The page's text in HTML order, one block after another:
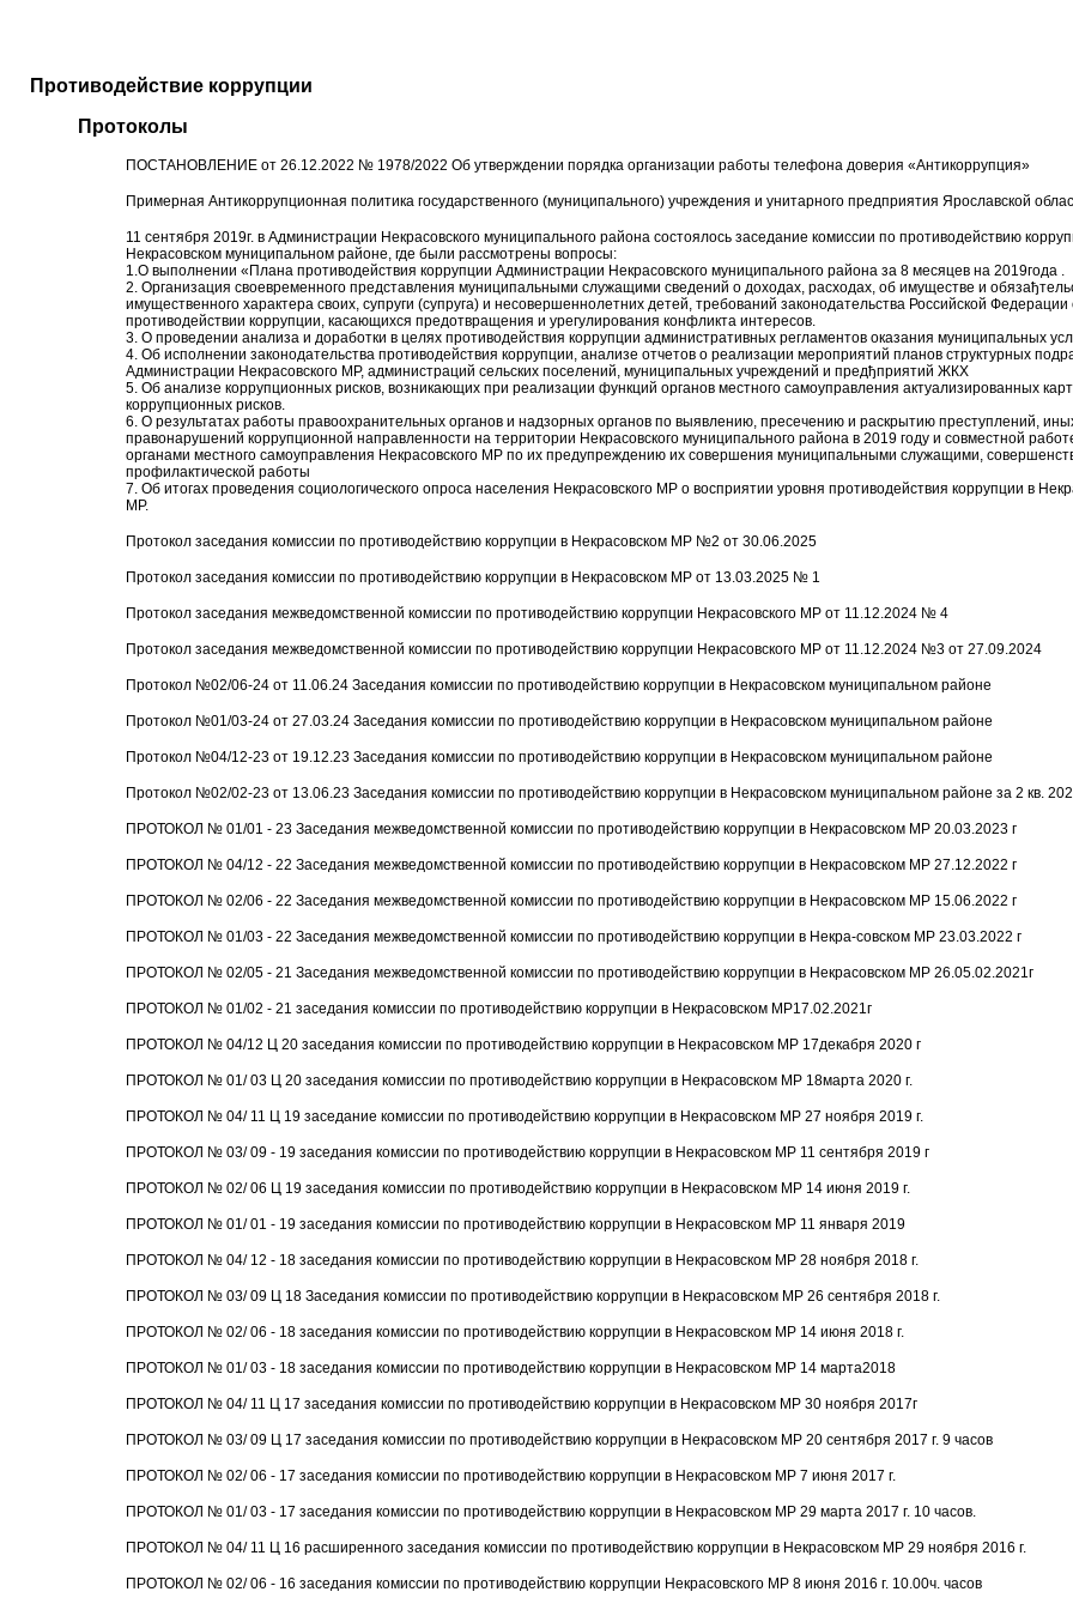
Противодействие коррупции
Протоколы
ПОСТАНОВЛЕНИЕ от 26.12.2022 № 1978/2022 Об утверждении порядка организации работы телефона доверия «Антикоррупция»
Примерная Антикоррупционная политика государственного (муниципального) учреждения и унитарного предприятия Ярославской
11 сентября 2019г. в Администрации Некрасовского муниципального района состоялось заседание комиссии по противодействию
Некрасовском муниципальном районе, где были рассмотрены вопросы:
1.О выполнении «Плана противодействия коррупции Администрации Некрасовского муниципального района за 8 месяцев на 2019года .
2. Организация своевременного представления муниципальными служащими сведений о доходах, расходах, об имуществе и
имущественного характера своих, супруги (супруга) и несовершеннолетних детей, требований законодательства Российской Федерации
противодействии коррупции, касающихся предотвращения и урегулирования конфликта интересов.
3. О проведении анализа и доработки в целях противодействия коррупции административных регламентов оказания муниципальных
4. Об исполнении законодательства противодействия коррупции, анализе отчетов о реализации мероприятий планов структурных
Администрации Некрасовского МР, администраций сельских поселений, муниципальных учреждений и предђприятий ЖКХ
5. Об анализе коррупционных рисков, возникающих при реализации функций органов местного самоуправления актуализированных карт
коррупционных рисков.
6. О результатах работы правоохранительных органов и надзорных органов по выявлению, пресечению и раскрытию преступлений,
правонарушений коррупционной направленности на территории Некрасовского муниципального района в 2019 году и совместной
органами местного самоуправления Некрасовского МР по их предупреждению их совершения муниципальными служащими,
профилактической работы
7. Об итогах проведения социологического опроса населения Некрасовского МР о восприятии уровня противодействия коррупции в
МР.
Протокол заседания комиссии по противодействию коррупции в Некрасовском МР №2 от 30.06.2025
Протокол заседания комиссии по противодействию коррупции в Некрасовском МР от 13.03.2025 № 1
Протокол заседания межведомственной комиссии по противодействию коррупции Некрасовского МР от 11.12.2024 № 4
Протокол заседания межведомственной комиссии по противодействию коррупции Некрасовского МР от 11.12.2024 №3 от 27.09.2024
Протокол №02/06-24 от 11.06.24 Заседания комиссии по противодействию коррупции в Некрасовском муниципальном районе
Протокол №01/03-24 от 27.03.24 Заседания комиссии по противодействию коррупции в Некрасовском муниципальном районе
Протокол №04/12-23 от 19.12.23 Заседания комиссии по противодействию коррупции в Некрасовском муниципальном районе
Протокол №02/02-23 от 13.06.23 Заседания комиссии по противодействию коррупции в Некрасовском муниципальном районе за 2 кв.
ПРОТОКОЛ № 01/01 - 23 Заседания межведомственной комиссии по противодействию коррупции в Некрасовском МР 20.03.2023 г
ПРОТОКОЛ № 04/12 - 22 Заседания межведомственной комиссии по противодействию коррупции в Некрасовском МР 27.12.2022 г
ПРОТОКОЛ № 02/06 - 22 Заседания межведомственной комиссии по противодействию коррупции в Некрасовском МР 15.06.2022 г
ПРОТОКОЛ № 01/03 - 22 Заседания межведомственной комиссии по противодействию коррупции в Некра-совском МР 23.03.2022 г
ПРОТОКОЛ № 02/05 - 21 Заседания межведомственной комиссии по противодействию коррупции в Некрасовском МР 26.05.02.2021г
ПРОТОКОЛ № 01/02 - 21 заседания комиссии по противодействию коррупции в Некрасовском МР17.02.2021г
ПРОТОКОЛ № 04/12 Ц 20 заседания комиссии по противодействию коррупции в Некрасовском МР 17декабря 2020 г
ПРОТОКОЛ № 01/ 03 Ц 20 заседания комиссии по противодействию коррупции в Некрасовском МР 18марта 2020 г.
ПРОТОКОЛ № 04/ 11 Ц 19 заседание комиссии по противодействию коррупции в Некрасовском МР 27 ноября 2019 г.
ПРОТОКОЛ № 03/ 09 - 19 заседания комиссии по противодействию коррупции в Некрасовском МР 11 сентября 2019 г
ПРОТОКОЛ № 02/ 06 Ц 19 заседания комиссии по противодействию коррупции в Некрасовском МР 14 июня 2019 г.
ПРОТОКОЛ № 01/ 01 - 19 заседания комиссии по противодействию коррупции в Некрасовском МР 11 января 2019
ПРОТОКОЛ № 04/ 12 - 18 заседания комиссии по противодействию коррупции в Некрасовском МР 28 ноября 2018 г.
ПРОТОКОЛ № 03/ 09 Ц 18 Заседания комиссии по противодействию коррупции в Некрасовском МР 26 сентября 2018 г.
ПРОТОКОЛ № 02/ 06 - 18 заседания комиссии по противодействию коррупции в Некрасовском МР 14 июня 2018 г.
ПРОТОКОЛ № 01/ 03 - 18 заседания комиссии по противодействию коррупции в Некрасовском МР 14 марта2018
ПРОТОКОЛ № 04/ 11 Ц 17 заседания комиссии по противодействию коррупции в Некрасовском МР 30 ноября 2017г
ПРОТОКОЛ № 03/ 09 Ц 17 заседания комиссии по противодействию коррупции в Некрасовском МР 20 сентября 2017 г. 9 часов
ПРОТОКОЛ № 02/ 06 - 17 заседания комиссии по противодействию коррупции в Некрасовском МР 7 июня 2017 г.
ПРОТОКОЛ № 01/ 03 - 17 заседания комиссии по противодействию коррупции в Некрасовском МР 29 марта 2017 г. 10 часов.
ПРОТОКОЛ № 04/ 11 Ц 16 расширенного заседания комиссии по противодействию коррупции в Некрасовском МР 29 ноября 2016 г.
ПРОТОКОЛ № 02/ 06 - 16 заседания комиссии по противодействию коррупции Некрасовского МР 8 июня 2016 г. 10.00ч. часов